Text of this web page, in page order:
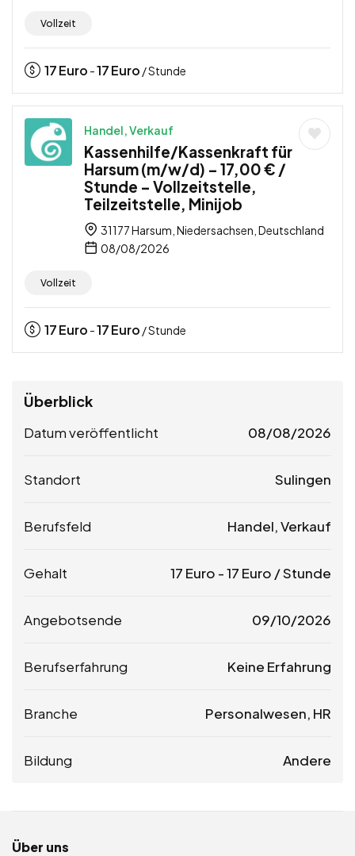
Vollzeit
17Euro -17Euro / Stunde
Handel, Verkauf
Kassenhilfe/Kassenkraft für
Harsum (m/w/d) – 17,00 € /
Stunde – Vollzeitstelle,
Teilzeitstelle, Minijob
31177 Harsum, Niedersachsen, Deutschland
08/08/2026
Vollzeit
17Euro -17Euro / Stunde
Überblick
Datum veröffentlicht 08/08/2026
Standort Sulingen
Berufsfeld Handel, Verkauf
Gehalt 17 Euro -17 Euro / Stunde
Angebotsende 09/10/2026
Berufserfahrung Keine Erfahrung
Branche Personalwesen, HR
Bildung Andere
Über uns